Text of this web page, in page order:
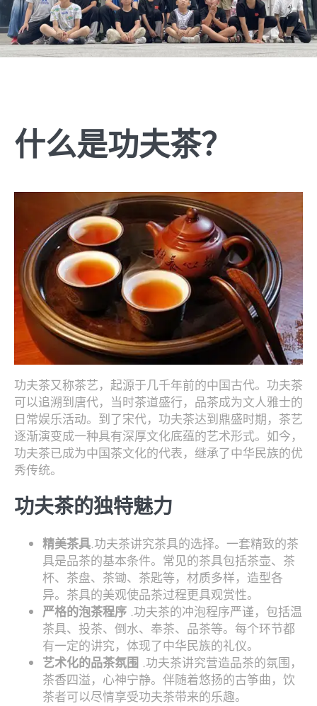
什么是功夫茶？
功夫茶又称茶艺，起源于几千年前的中国古代。功夫茶
可以追溯到唐代，当时茶道盛行，品茶成为文人雅士的
日常娱乐活动。到了宋代，功夫茶达到鼎盛时期，茶艺
逐渐演变成一种具有深厚文化底蕴的艺术形式。如今，
功夫茶已成为中国茶文化的代表，继承了中华民族的优
秀传统。
功夫茶的独特魅力
精美茶具.功夫茶讲究茶具的选择。一套精致的茶
具是品茶的基本条件。常见的茶具包括茶壶、茶
杯、茶盘、茶锄、茶匙等，材质多样，造型各
异。茶具的美观使品茶过程更具观赏性。
严格的泡茶程序 .功夫茶的冲泡程序严谨，包括温
茶具、投茶、倒水、奉茶、品茶等。每个环节都
有一定的讲究，体现了中华民族的礼仪。
艺术化的品茶氛围 .功夫茶讲究营造品茶的氛围，
茶香四溢，心神宁静。伴随着悠扬的古筝曲，饮
茶者可以尽情享受功夫茶带来的乐趣。